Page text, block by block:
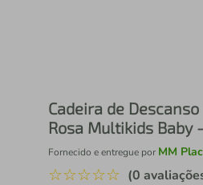
Cadeira de
Rosa Multikids Baby
Fornecido e entregue por MM
☆☆☆☆☆ (0